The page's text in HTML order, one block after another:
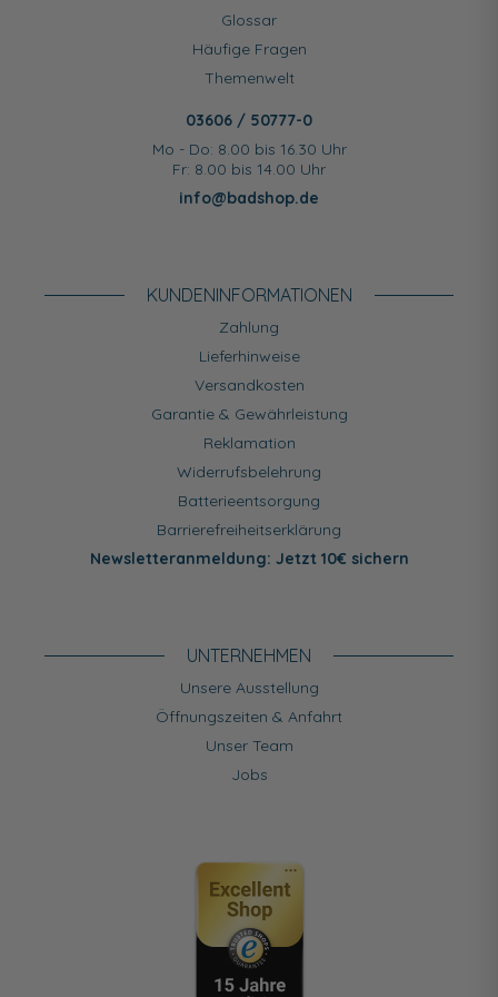
Glossar
Häufige Fragen
Themenwelt
03606 / 50777-0
Mo - Do: 8.00 bis 16.30 Uhr
Fr: 8.00 bis 14.00 Uhr
info@badshop.de
KUNDEN­INFORMATIONEN
Zahlung
Lieferhinweise
Versandkosten
Garantie & Gewährleistung
Reklamation
Widerrufsbelehrung
Batterieentsorgung
Barrierefreiheitserklärung
Newsletteranmeldung: Jetzt 10€ sichern
UNTERNEHMEN
Unsere Ausstellung
Öffnungszeiten & Anfahrt
Unser Team
Jobs